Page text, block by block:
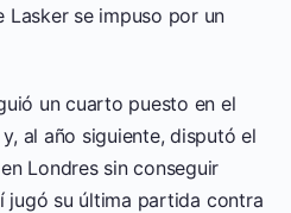
Lasker se impuso por un
un cuarto puesto en el
al año siguiente, disputó el
Londres sin conseguir
jugó su última partida contra